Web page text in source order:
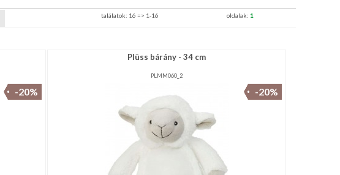
oldalak: 1
találatok: 16 => 1-16
-20%
Plüss bárány - 34 cm
PLMM060_2
-20%